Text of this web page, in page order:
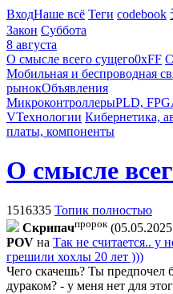
ВходНаше всё Теги codebook
Закон Суббота
8 августа
О смысле всего сущего0xFF
Мобильная и беспроводная
рынокОбъявления
МикроконтроллерыPLD,
VТехнологии Кибернетика,
платы, компоненты
О смысле
1516335 Топик полностью
Cкpипaчпророк
POV на Так не считается.. у
грешили хохлы 20 лет )))
Чего скачешь? Ты предпочел
дураком? - у меня нет для